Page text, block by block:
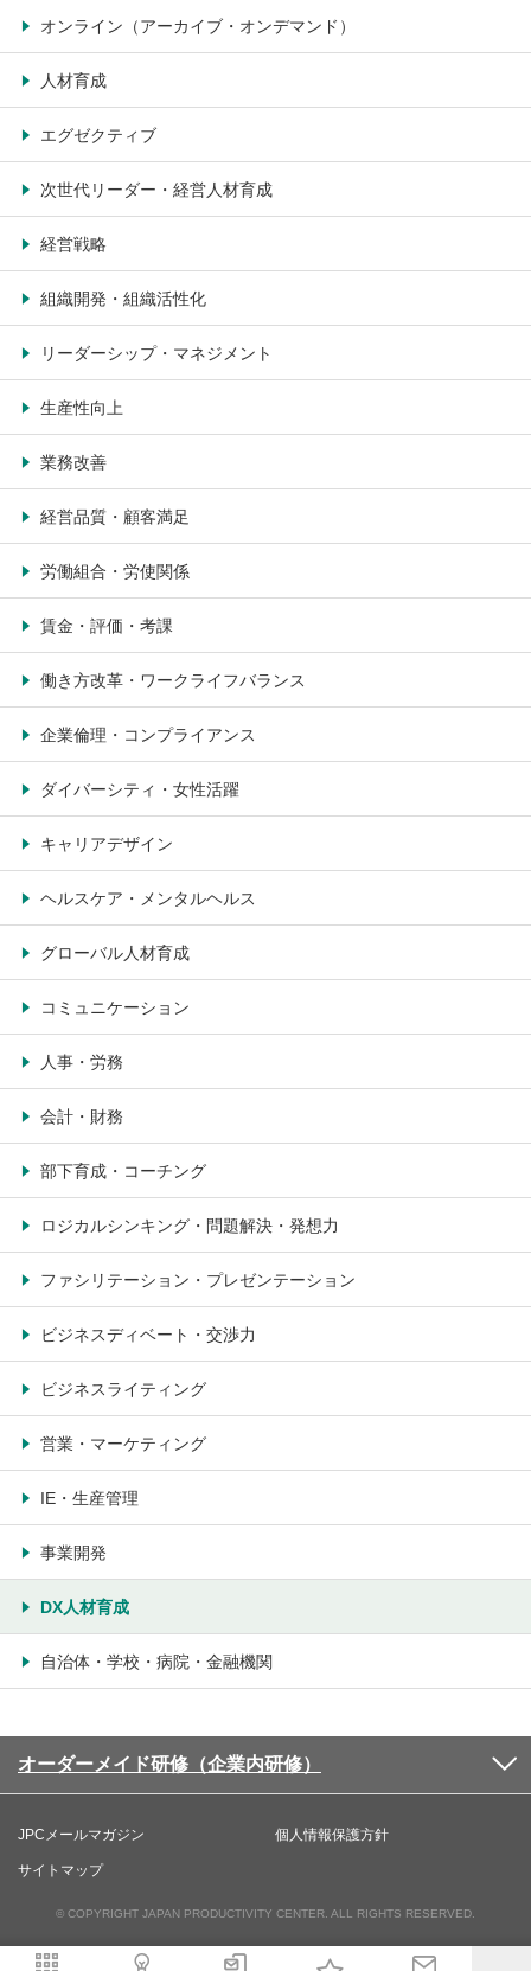
オンライン（アーカイブ・オンデマンド）
人材育成
エグゼクティブ
次世代リーダー・経営人材育成
経営戦略
組織開発・組織活性化
リーダーシップ・マネジメント
生産性向上
業務改善
経営品質・顧客満足
労働組合・労使関係
賃金・評価・考課
働き方改革・ワークライフバランス
企業倫理・コンプライアンス
ダイバーシティ・女性活躍
キャリアデザイン
ヘルスケア・メンタルヘルス
グローバル人材育成
コミュニケーション
人事・労務
会計・財務
部下育成・コーチング
ロジカルシンキング・問題解決・発想力
ファシリテーション・プレゼンテーション
ビジネスディベート・交渉力
ビジネスライティング
営業・マーケティング
IE・生産管理
事業開発
DX人材育成
自治体・学校・病院・金融機関
オーダーメイド研修（企業内研修）
JPCメールマガジン 個人情報保護方針
サイトマップ
© COPYRIGHT JAPAN PRODUCTIVITY CENTER. ALL RIGHTS RESERVED.